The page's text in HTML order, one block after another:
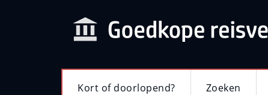
Kort of doorlopend? Zoeken